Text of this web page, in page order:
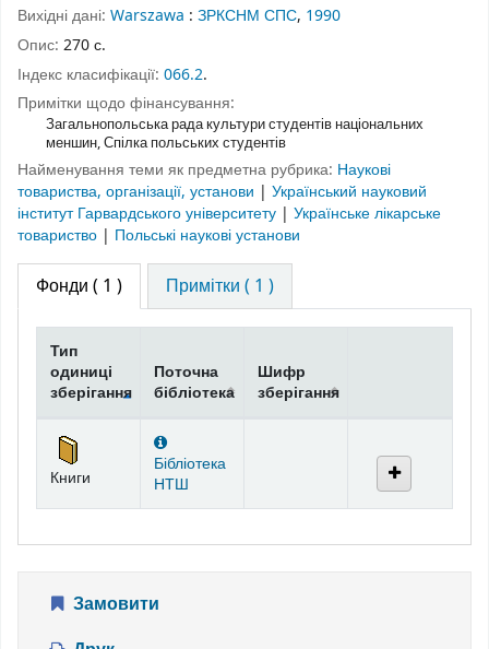
Вихідні дані: Warszawa : ЗРКСНМ СПС, 1990
Опис: 270 с.
Індекс класифікації: 066.2.
Примітки щодо фінансування:
Загальнопольська рада культури студентів національних
меншин, Спілка польських студентів
Найменування теми як предметна рубрика: Наукові
товариства, організації, установи | Український науковий
інститут Гарвардського університету | Українське лікарське
товариство | Польські наукові установи
Фонди ( 1 ) Примітки ( 1 )
Фонди
Тип
одиниці
зберігання
Поточна
бібліотека
Шифр
зберігання
Книги
Бібліотека
НТШ
Замовити